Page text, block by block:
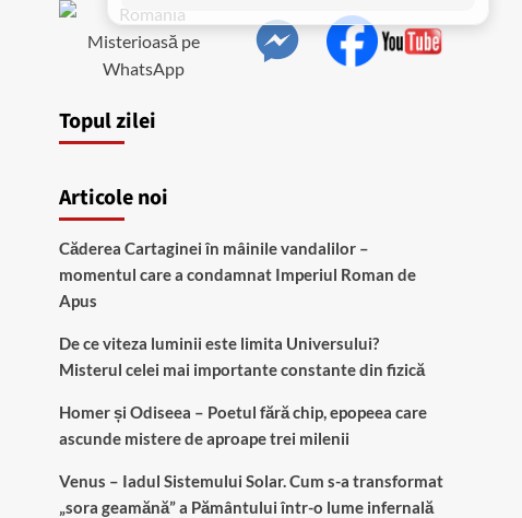
Topul zilei
Articole noi
Căderea Cartaginei în mâinile vandalilor –
momentul care a condamnat Imperiul Roman de
Apus
De ce viteza luminii este limita Universului?
Misterul celei mai importante constante din fizică
Homer și Odiseea – Poetul fără chip, epopeea care
ascunde mistere de aproape trei milenii
Venus – Iadul Sistemului Solar. Cum s-a transformat
„sora geamănă” a Pământului într-o lume infernală